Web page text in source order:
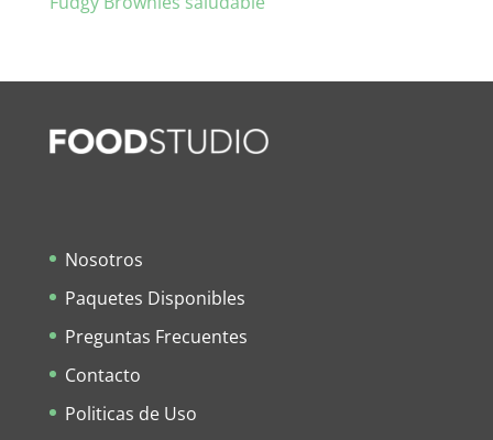
Nosotros
Paquetes Disponibles
Preguntas Frecuentes
Contacto
Politicas de Uso